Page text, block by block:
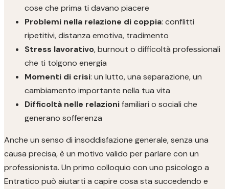
cose che prima ti davano piacere
Problemi nella relazione di coppia: conflitti
ripetitivi, distanza emotiva, tradimento
Stress lavorativo, burnout o difficoltà professionali
che ti tolgono energia
Momenti di crisi: un lutto, una separazione, un
cambiamento importante nella tua vita
Difficoltà nelle relazionifamiliari o sociali che
generano sofferenza
Anche un senso di insoddisfazione generale, senza una
causa precisa, è un motivo valido per parlare con un
professionista. Un primo colloquio con uno psicologo a
Entratico può aiutarti a capire cosa sta succedendo e